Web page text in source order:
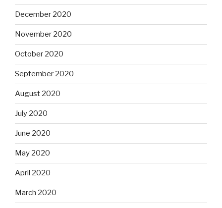
December 2020
November 2020
October 2020
September 2020
August 2020
July 2020
June 2020
May 2020
April 2020
March 2020